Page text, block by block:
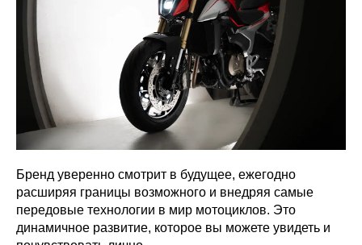
Бренд уверенно смотрит в будущее, ежегодно
расширяя границы возможного и внедряя самые
передовые технологии в мир мотоциклов. Это
динамичное развитие, которое вы можете увидеть и